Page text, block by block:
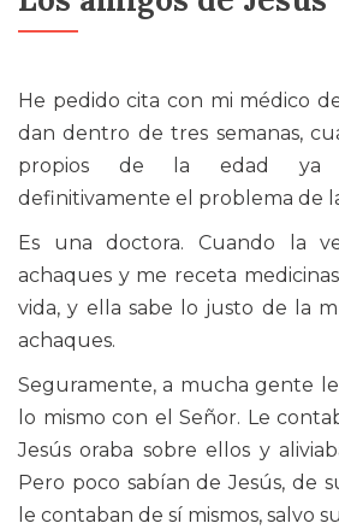
He pedido cita con mi médico
dan dentro de tres semanas,
propios de la edad ya
definitivamente el problema de
Es una doctora. Cuando la
achaques y me receta
vida, y ella sabe lo justo de la
achaques.
Seguramente, a mucha gente le
lo mismo con el Señor. Le
Jesús oraba sobre ellos y
Pero poco sabían de Jesús, de
le contaban de sí mismos, salvo